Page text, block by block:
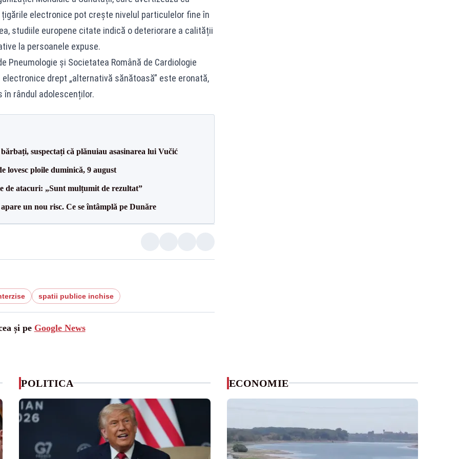
electronice pot crește nivelul particulelor fine în
studiile europene citate indică o deteriorare a calității
la persoanele expuse.
Pneumologie și Societatea Română de Cardiologie
drept „alternativă sănătoasă” este eronată,
rândul adolescenților.
suspectați că plănuiau asasinarea lui Vučić
lovesc ploile duminică, 9 august
de atacuri: „Sunt mulțumit de rezultat”
un nou risc. Ce se întâmplă pe Dunăre
spatii publice inchise
și pe Google News
POLITICA ECONOMIE